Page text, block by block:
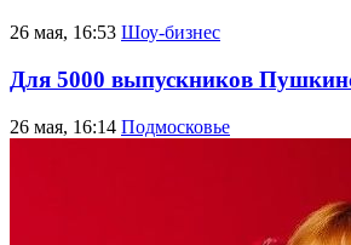
26 мая, 16:53 Шоу-бизнес
Для 5000 выпускников
26 мая, 16:14 Подмосковье